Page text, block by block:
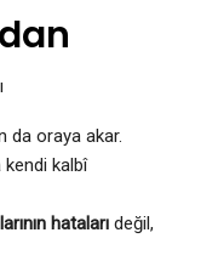
da oraya akar.
kendi kalbî
hataları değil,